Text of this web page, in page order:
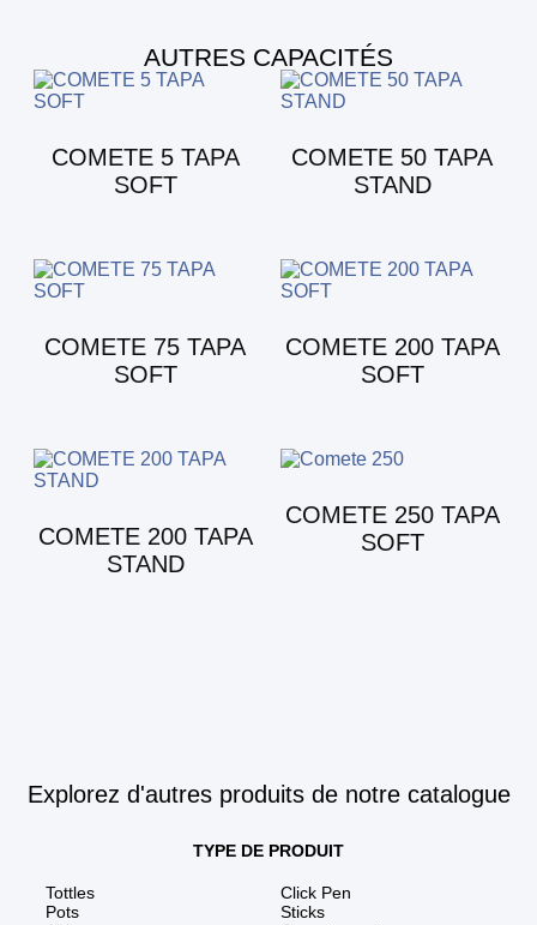
AUTRES CAPACITÉS
COMETE 5 TAPA
SOFT
COMETE 50 TAPA
STAND
COMETE 75 TAPA
SOFT
COMETE 200 TAPA
SOFT
COMETE 200 TAPA
STAND
COMETE 250 TAPA
SOFT
Explorez d'autres produits de notre catalogue
TYPE DE PRODUIT
Tottles
Pots
Click Pen
Sticks